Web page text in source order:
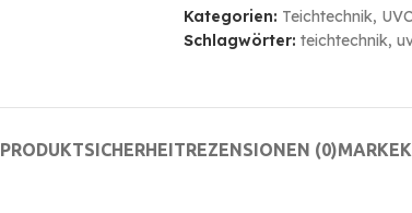
Kategorien: Teichtechnik, UVC
Schlagwörter: teichtechnik,
PRODUKTSICHERHEITREZENSIONEN (0)MARKE